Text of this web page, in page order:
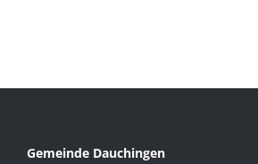
Gemeinde Dauchingen